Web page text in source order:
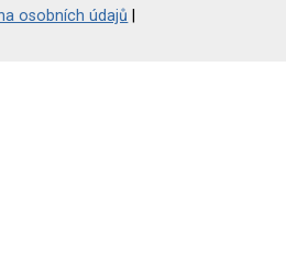
osobních údajů